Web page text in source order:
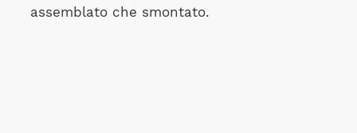
assemblato che smontato.